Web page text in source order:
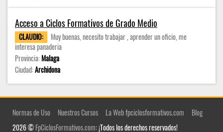
Acceso a Ciclos Formativos de Grado Medio
CLAUDIO:
Muy buenas, necesito trabajar , aprender un oficio, me
interesa panaderia
Provincia:Malaga
Ciudad:Archidona
Normas de Uso Nuestros Cursos La Web fpciclosformativos.com
Blog
2026 ©FpCiclosFormativos.com: ¡Todos los derechos reservados!